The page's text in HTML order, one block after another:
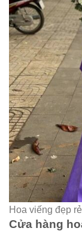
Hoa viếng đẹp
Cửa hàng